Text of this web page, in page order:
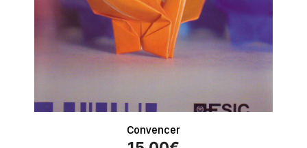
Convencer